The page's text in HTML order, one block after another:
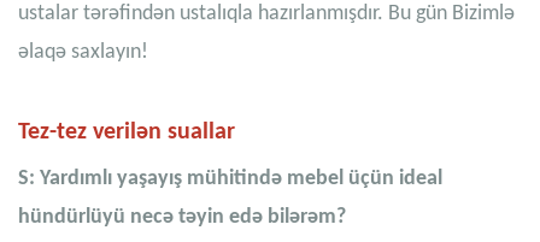
ustalar tərəfindən ustalıqla hazırlanmışdır. Bu gün Bizimlə
əlaqə saxlayın!
Tez-tez verilən suallar
S: Yardımlı yaşayış mühitində mebel üçün ideal
hündürlüyü necə təyin edə bilərəm?